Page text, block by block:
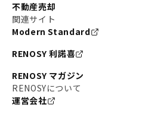
不動産売却
関連サイト
Modern Standard
RENOSY 利諾喜
RENOSY マガジン
RENOSYについて
運営会社